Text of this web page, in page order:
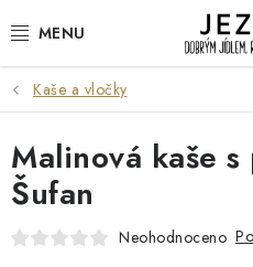
na
DÁRKOVÉ SADY
TRVANLIVÉ
DROGERIE A KOSMETIKA
Kaše a vločky
Malinová kaše
Šufan
Neohodnoceno